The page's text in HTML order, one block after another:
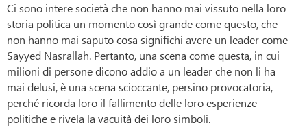
Ci sono intere società che non hanno mai vissuto nella loro
storia politica un momento così grande come questo, che
non hanno mai saputo cosa significhi avere un leader come
Sayyed Nasrallah. Pertanto, una scena come questa, in cui
milioni di persone dicono addio a un leader che non li ha
mai delusi, è una scena scioccante, persino provocatoria,
perché ricorda loro il fallimento delle loro esperienze
politiche e rivela la vacuità dei loro simboli.